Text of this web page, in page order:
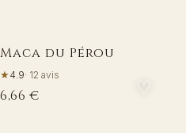
Maca du Pérou
★4.9· 12 avis
6,66 € ♡